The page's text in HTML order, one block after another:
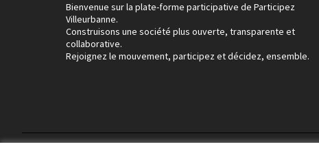
Bienvenue sur la plate-forme participative de Participez
Villeurbanne.
Construisons une société plus ouverte, transparente et
collaborative.
Rejoignez le mouvement, participez et décidez, ensemble.